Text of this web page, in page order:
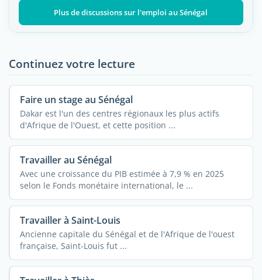
Plus de discussions sur l'emploi au Sénégal
Continuez votre lecture
Faire un stage au Sénégal
Dakar est l'un des centres régionaux les plus actifs
d'Afrique de l'Ouest, et cette position ...
Travailler au Sénégal
Avec une croissance du PIB estimée à 7,9 % en 2025
selon le Fonds monétaire international, le ...
Travailler à Saint-Louis
Ancienne capitale du Sénégal et de l'Afrique de l'ouest
française, Saint-Louis fut ...